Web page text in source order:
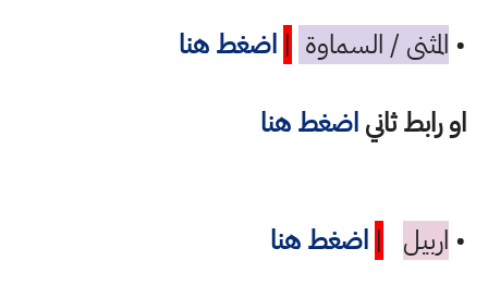
• المثنى / السماوة | اضغط هنا
او رابط ثانياضغط هنا
• اربيل | اضغط هنا